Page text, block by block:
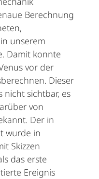
Berechnung
unserem
Damit konnte
vor der
Dieser
nicht sichtbar, es
von
Der in
wurde in
Skizzen
das erste
Ereignis